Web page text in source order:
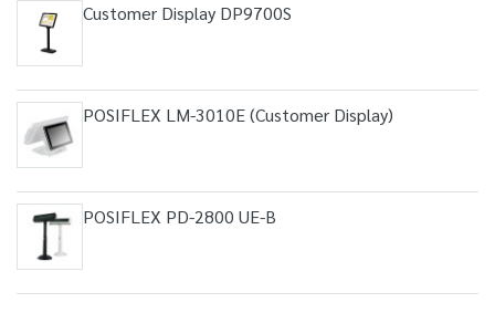
Customer Display DP9700S
POSIFLEX LM-3010E (Customer Display)
POSIFLEX PD-2800 UE-B